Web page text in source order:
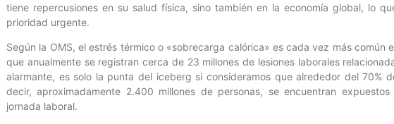
tiene repercusiones en su salud física, sino también en la economía global, lo
prioridad urgente.
Según la OMS, el estrés térmico o «sobrecarga calórica» es cada vez más común
que anualmente se registran cerca de 23 millones de lesiones laborales
alarmante, es solo la punta del iceberg si consideramos que alrededor del 70%
decir, aproximadamente 2.400 millones de personas, se encuentran
jornada laboral.